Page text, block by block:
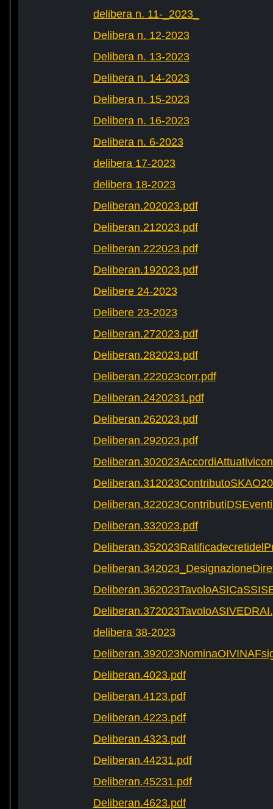
delibera n. 11-_2023_
Delibera n. 12-2023
Delibera n. 13-2023
Delibera n. 14-2023
Delibera n. 15-2023
Delibera n. 16-2023
Delibera n. 6-2023
delibera 17-2023
delibera 18-2023
Deliberan.202023.pdf
Deliberan.212023.pdf
Deliberan.222023.pdf
Deliberan.192023.pdf
Delibere 24-2023
Delibere 23-2023
Deliberan.272023.pdf
Deliberan.282023.pdf
Deliberan.222023corr.pdf
Deliberan.2420231.pdf
Deliberan.262023.pdf
Deliberan.292023.pdf
Deliberan.332023.pdf
delibera 38-2023
Deliberan.4023.pdf
Deliberan.4123.pdf
Deliberan.4223.pdf
Deliberan.4323.pdf
Deliberan.44231.pdf
Deliberan.45231.pdf
Deliberan.4623.pdf